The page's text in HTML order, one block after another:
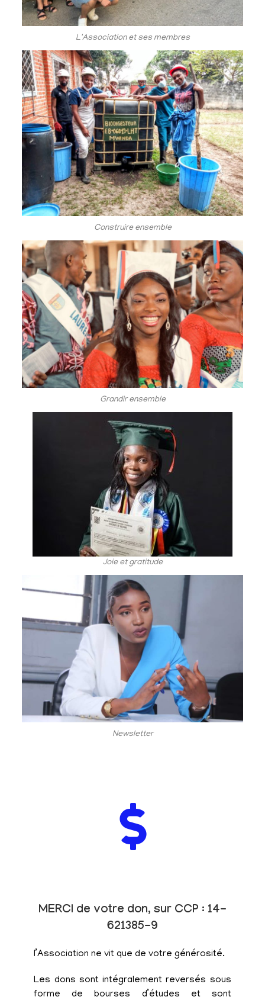
L'Association et ses membres
Construire ensemble
Grandir ensemble
Joie et gratitude
Newsletter
MERCI de votre don, sur CCP : 14-
621385-9
l’Association ne vit que de votre générosité.
Les dons sont intégralement reversés sous
forme de bourses d’études et sont